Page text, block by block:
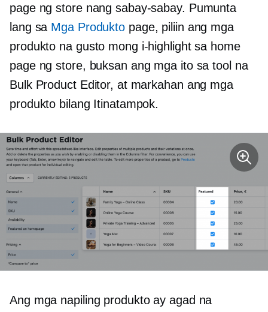
page ng store nang sabay-sabay. Pumunta
lang sa Mga Produkto page, piliin ang mga
produkto na gusto mong i-highlight sa home
page ng store, buksan ang mga ito sa tool na
Bulk Product Editor, at markahan ang mga
produkto bilang Itinatampok.
Ang mga napiling produkto ay agad na